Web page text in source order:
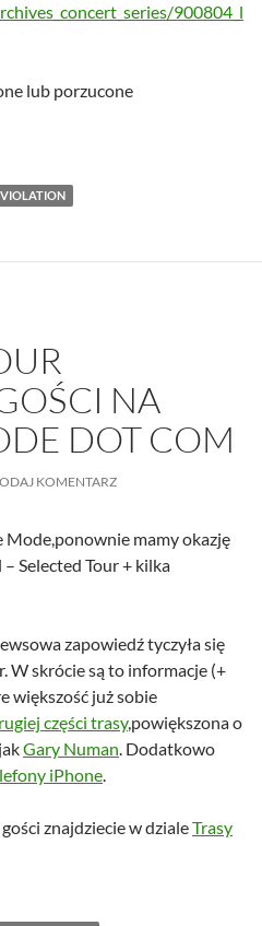
900804_l
lub porzucone
NA
DOT COM
KOMENTARZ
mamy okazję
Selected Tour + kilka
zapowiedź tyczyła się
W skrócie są to informacje (+
większość już sobie
części trasy,powiększona o
Gary Numan. Dodatkowo
iPhone.
znajdziecie w dzialeTrasy